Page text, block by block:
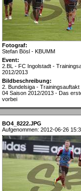
Fotograf:
Stefan Bösl - KBUMM
Event:
2.BL - FC Ingolstadt -
2012/2013
Bildbeschreibung:
2. Bundelsiga -
04 Saison 2012/2013 - Das
vorbei
BO4_8222.JPG
Aufgenommen: 2012-06-26